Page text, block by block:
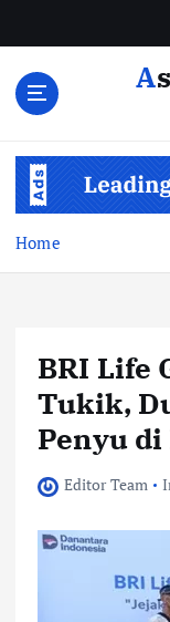
Home
BRI Life
Tukik,
Penyu
Editor Team